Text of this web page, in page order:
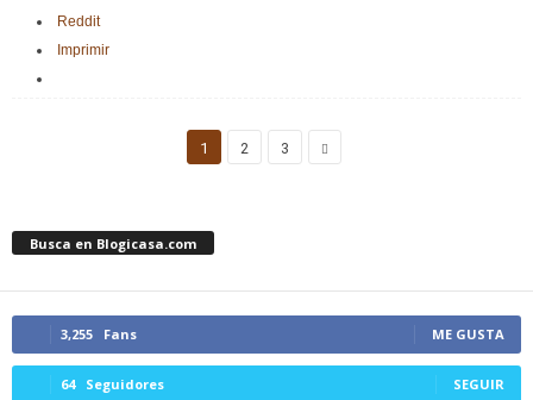
Reddit
Imprimir
1 2 3
Busca en Blogicasa.com
3,255 Fans ME GUSTA
64 Seguidores SEGUIR